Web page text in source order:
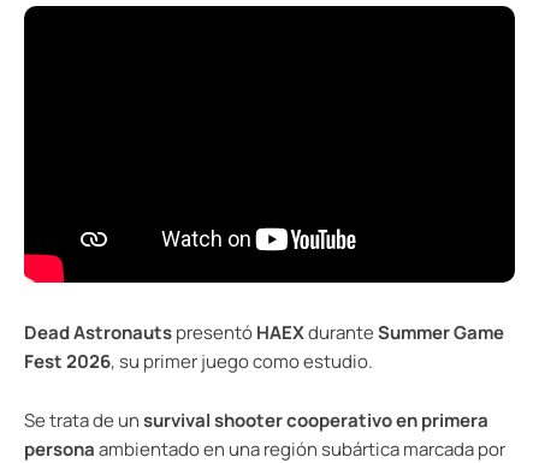
Dead AstronautspresentóHAEXduranteSummer Game
Fest 2026, su primer juego como estudio.
Se trata de unsurvival shooter cooperativo en primera
personaambientado en una región subártica marcada por